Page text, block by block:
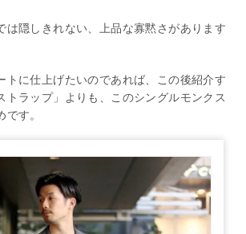
は隠しきれない、上品な寡黙さがあります
トに仕上げたいのであれば、この後紹介す
トラップ」よりも、このシングルモンクス
です。